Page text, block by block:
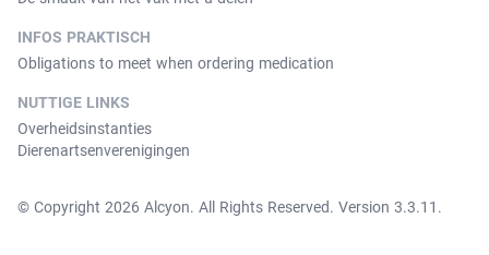
INFOS PRAKTISCH
Obligations to meet when ordering medication
NUTTIGE LINKS
Overheidsinstanties
Dierenartsenverenigingen
© Copyright 2026 Alcyon. All Rights Reserved. Version 3.3.11.